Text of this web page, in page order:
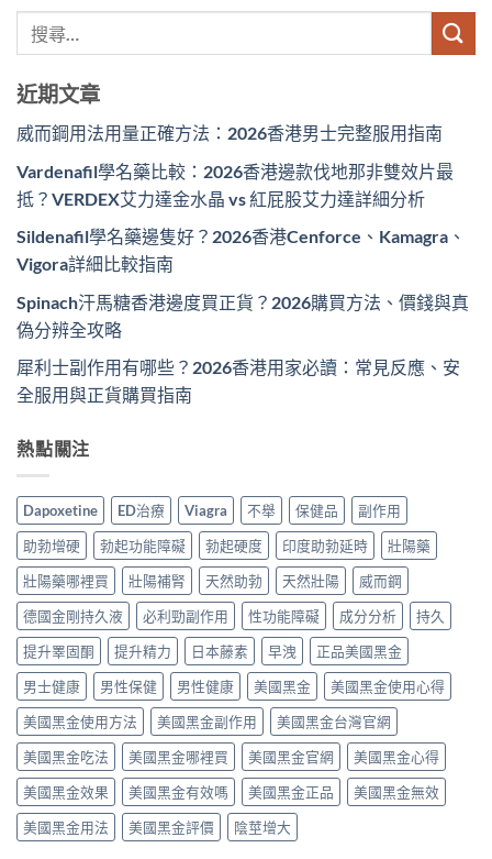
近期文章
威而鋼用法用量正確方法：2026香港男士完整服用指南
Vardenafil學名藥比較：2026香港邊款伐地那非雙效片最
抵？VERDEX艾力達金水晶 vs 紅屁股艾力達詳細分析
Sildenafil學名藥邊隻好？2026香港Cenforce、Kamagra、
Vigora詳細比較指南
Spinach汗馬糖香港邊度買正貨？2026購買方法、價錢與真
偽分辨全攻略
犀利士副作用有哪些？2026香港用家必讀：常見反應、安
全服用與正貨購買指南
熱點關注
Dapoxetine ED治療 Viagra 不舉 保健品
副作用
助勃增硬
勃起功能障礙 勃起硬度 印度助勃延時
壯陽藥
壯陽藥哪裡買
壯陽補腎 天然助勃 天然壯陽
威而鋼
德國金剛持久液
必利勁副作用 性功能障礙 成分分析
持久
提升睪固酮
提升精力 日本藤素 早洩
正品美國黑金
男士健康
男性保健 男性健康 美國黑金
美國黑金使用心得
美國黑金使用方法
美國黑金副作用
美國黑金台灣官網
美國黑金吃法
美國黑金哪裡買 美國黑金官網
美國黑金心得
美國黑金效果
美國黑金有效嗎 美國黑金正品
美國黑金無效
美國黑金用法
美國黑金評價 陰莖增大